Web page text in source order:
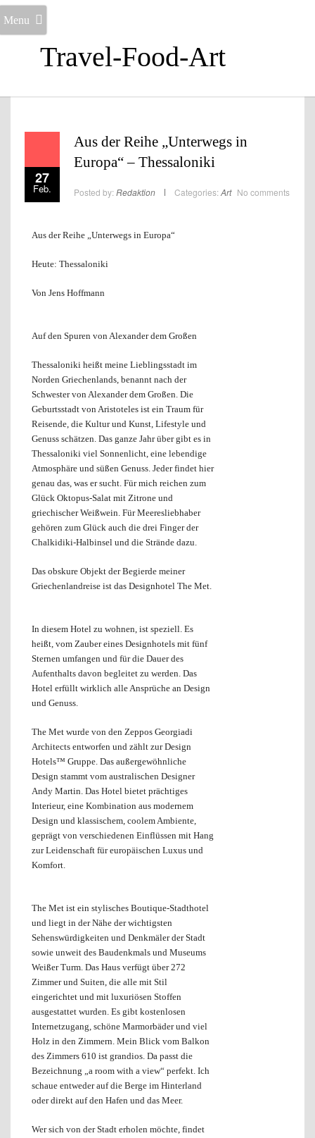
Travel-Food-Art
Menu
27
Feb.
Aus der Reihe „Unterwegs in
Europa“ – Thessaloniki
Posted by: Redaktion Categories: Art No comments
Aus der Reihe „Unterwegs in Europa“
Heute: Thessaloniki
Von Jens Hoffmann
Auf den Spuren von Alexander dem Großen
Thessaloniki heißt meine Lieblingsstadt im
Norden Griechenlands, benannt nach der
Schwester von Alexander dem Großen. Die
Geburtsstadt von Aristoteles ist ein Traum für
Reisende, die Kultur und Kunst, Lifestyle und
Genuss schätzen. Das ganze Jahr über gibt es in
Thessaloniki viel Sonnenlicht, eine lebendige
Atmosphäre und süßen Genuss. Jeder findet hier
genau das, was er sucht. Für mich reichen zum
Glück Oktopus-Salat mit Zitrone und
griechischer Weißwein. Für Meeresliebhaber
gehören zum Glück auch die drei Finger der
Chalkidiki-Halbinsel und die Strände dazu.
Das obskure Objekt der Begierde meiner
Griechenlandreise ist das Designhotel The Met.
In diesem Hotel zu wohnen, ist speziell. Es
heißt, vom Zauber eines Designhotels mit fünf
Sternen umfangen und für die Dauer des
Aufenthalts davon begleitet zu werden. Das
Hotel erfüllt wirklich alle Ansprüche an Design
und Genuss.
The Met wurde von den Zeppos Georgiadi
Architects entworfen und zählt zur Design
Hotels™ Gruppe. Das außergewöhnliche
Design stammt vom australischen Designer
Andy Martin. Das Hotel bietet prächtiges
Interieur, eine Kombination aus modernem
Design und klassischem, coolem Ambiente,
geprägt von verschiedenen Einflüssen mit Hang
zur Leidenschaft für europäischen Luxus und
Komfort.
The Met ist ein stylisches Boutique-Stadthotel
und liegt in der Nähe der wichtigsten
Sehenswürdigkeiten und Denkmäler der Stadt
sowie unweit des Baudenkmals und Museums
Weißer Turm. Das Haus verfügt über 272
Zimmer und Suiten, die alle mit Stil
eingerichtet und mit luxuriösen Stoffen
ausgestattet wurden. Es gibt kostenlosen
Internetzugang, schöne Marmorbäder und viel
Holz in den Zimmern. Mein Blick vom Balkon
des Zimmers 610 ist grandios. Da passt die
Bezeichnung „a room with a view“ perfekt. Ich
schaue entweder auf die Berge im Hinterland
oder direkt auf den Hafen und das Meer.
Wer sich von der Stadt erholen möchte, findet